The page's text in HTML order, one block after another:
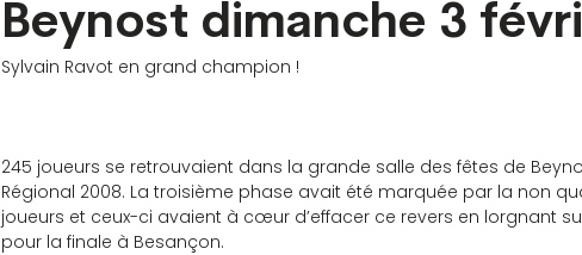
Beynost dimanche 3
Sylvain Ravot en grand champion !
245 joueurs se retrouvaient dans la grande salle des fêtes de
Régional 2008. La troisième phase avait été marquée par la non
joueurs et ceux-ci avaient à cœur d’effacer ce revers en lorgnant
pour la finale à Besançon.